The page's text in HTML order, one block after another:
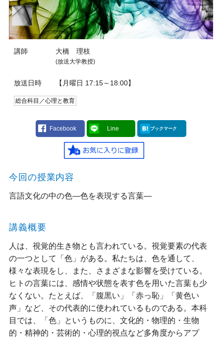
講師 大橋 理枝
(放送大学教授)
放送日時 【月曜日 17:15～18:00】
総合科目／心理と教育
Facebook Line ブックマーク
今回の授業内容
言語文化の中の色―色を表現する言葉―
講義概要
人は、視覚的生き物とも言われている。視覚要素の代表
の一つとして「色」がある。私たちは、色を通して、
様々な表現をし、また、さまざまな影響を受けている。
ヒトの言葉には、感情や状態を表す色を用いた言葉も少
なくない。たとえば、「腹黒い」「赤っ恥」「黄色い
声」など、その代表的に使われているものである。本科
目では、「色」というものに、文化的・物理的・生物
的・精神的・芸術的・心理的視点など多角度からアプ